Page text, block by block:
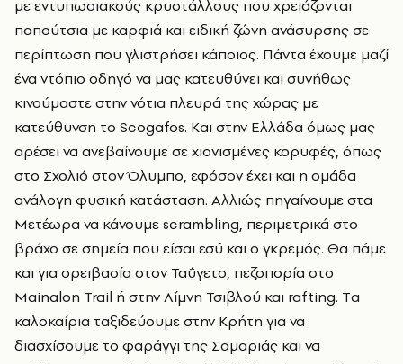
με εντυπωσιακούς κρυστάλλους που χρειάζονται
παπούτσια με καρφιά και ειδική ζώνη ανάσυρσης σε
περίπτωση που γλιστρήσει κάποιος. Πάντα έχουμε μαζί
ένα ντόπιο οδηγό να μας κατευθύνει και συνήθως
κινούμαστε στην νότια πλευρά της χώρας με
κατεύθυνση το Scogafos. Kαι στην Ελλάδα όμως μας
αρέσει να ανεβαίνουμε σε χιονισμένες κορυφές, όπως
στο Σχολιό στον Όλυμπο, εφόσον έχει και η ομάδα
ανάλογη φυσική κατάσταση. Αλλιώς πηγαίνουμε στα
Μετέωρα να κάνουμε scrambling, περιμετρικά στο
βράχο σε σημεία που είσαι εσύ και ο γκρεμός. Θα πάμε
και για ορειβασία στον Ταΰγετο, πεζοπορία στο
Mainalon Trail ή στην Λίμνη Τσιβλού και rafting. Tα
καλοκαίρια ταξιδεύουμε στην Κρήτη για να
διασχίσουμε το φαράγγι της Σαμαριάς και να